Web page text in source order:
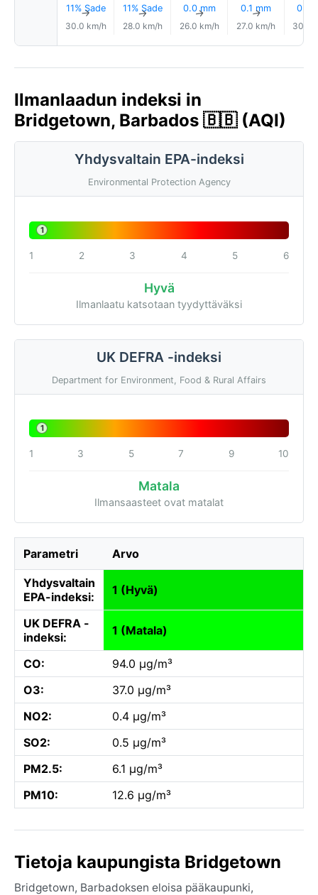
11% Sade
↑
30.0 km/h
11% Sade
↑
28.0 km/h
0.0 mm
↑
26.0 km/h
0.1 mm
↑
27.0 km/h
0.0
30.0
Ilmanlaadun indeksi in
Bridgetown, Barbados 🇧🇧 (AQI)
Yhdysvaltain EPA-indeksi
Environmental Protection Agency
1
1 2 3 4 5 6
Hyvä
Ilmanlaatu katsotaan tyydyttäväksi
UK DEFRA -indeksi
Department for Environment, Food & Rural Affairs
1
1 3 5 7 9 10
Matala
Ilmansaasteet ovat matalat
Parametri Arvo
Yhdysvaltain
EPA-indeksi:
1 (Hyvä)
UK DEFRA -
indeksi:
1 (Matala)
CO:
94.0 µg/m³
O3:
37.0 µg/m³
NO2:
0.4 µg/m³
SO2:
0.5 µg/m³
PM2.5:
6.1 µg/m³
PM10:
12.6 µg/m³
Tietoja kaupungista Bridgetown
Bridgetown, Barbadoksen eloisa pääkaupunki,